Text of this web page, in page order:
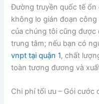
Đường truyền quốc tế ổn
không lo gián đoạn công
của chúng tôi cũng
trung tâm; nếu bạn có
vnpt tại quận 1, chất
toàn tương đương và
Chi phí tối ưu – Gói